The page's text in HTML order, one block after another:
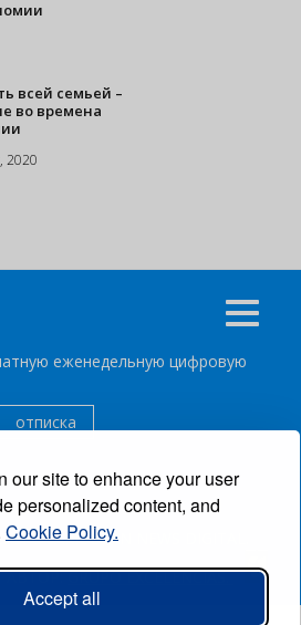
our site to enhance your user
personalized content, and
Cookie Policy.
Accept all
всей семьей –
во времена
2020
еженедельную цифровую
отписка
®CARIBBEAN NEWS DIGITAL.
АВТОР:GRUPO EXCELENCIAS.